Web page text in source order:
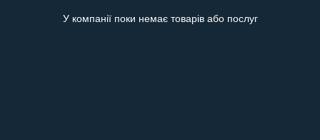
У компанії поки немає товарів або послуг